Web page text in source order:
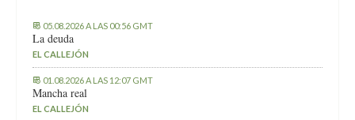
05.08.2026 A LAS 00:56 GMT
La deuda
EL CALLEJÓN
01.08.2026 A LAS 12:07 GMT
Mancha real
EL CALLEJÓN